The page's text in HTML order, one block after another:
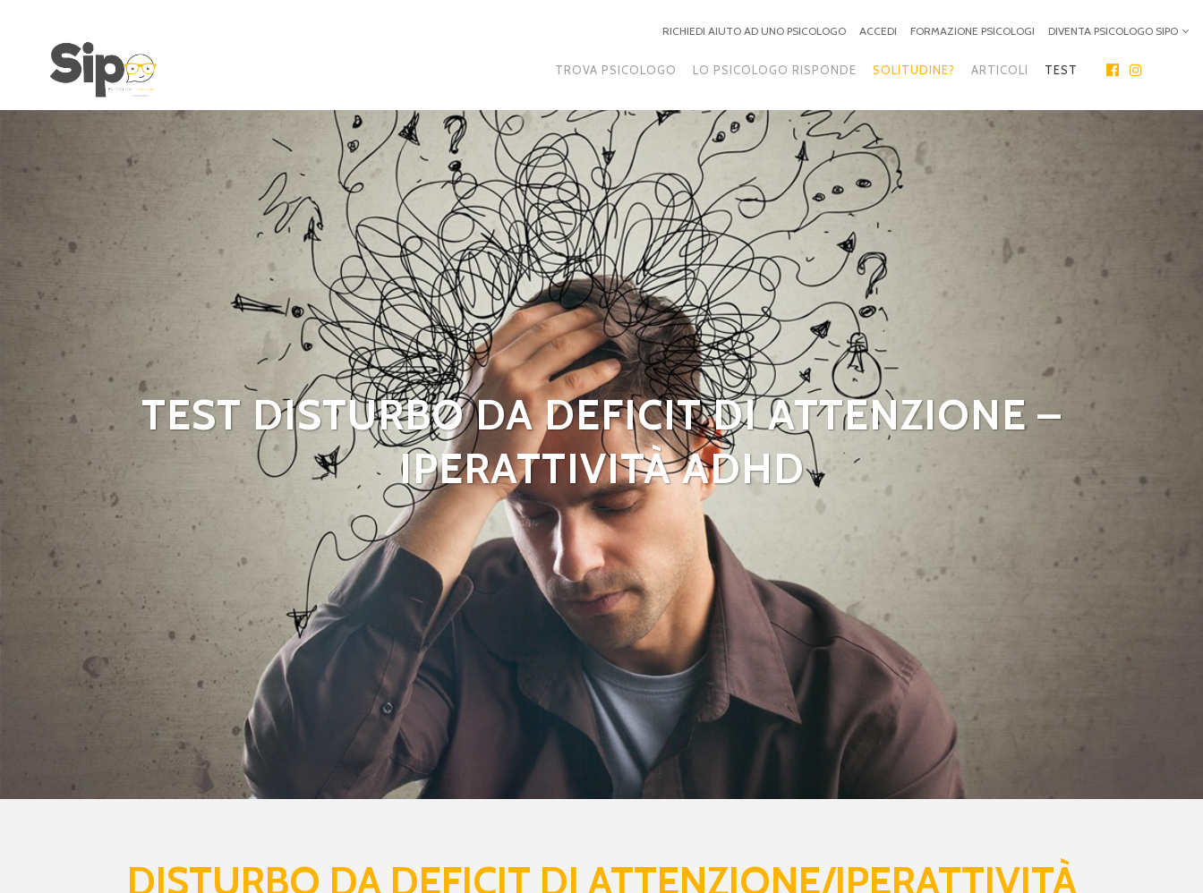
RICHIEDI AIUTO AD UNO PSICOLOGO ACCEDI FORMAZIONE PSICOLOGI DIVENTA PSICOLOGO SIPO
TROVA PSICOLOGO LO PSICOLOGO RISPONDE SOLITUDINE? ARTICOLI TEST
TEST DISTURBO DA DEFICIT DI ATTENZIONE –
IPERATTIVITÀ ADHD
DISTURBO DA DEFICIT DI ATTENZIONE/IPERATTIVITÀ